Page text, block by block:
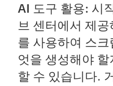
AI 도구 활용: 시
브 센터에서 제
를 사용하여 스
엇을 생성해야
할 수 있습니다.